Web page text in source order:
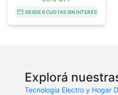
DESDE 6 CUOTAS SIN INTERÉS
Explorá
Tecnologia Electro y Hogar